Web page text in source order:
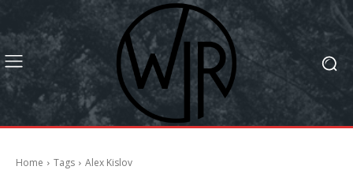
Home Tags Alex Kislov